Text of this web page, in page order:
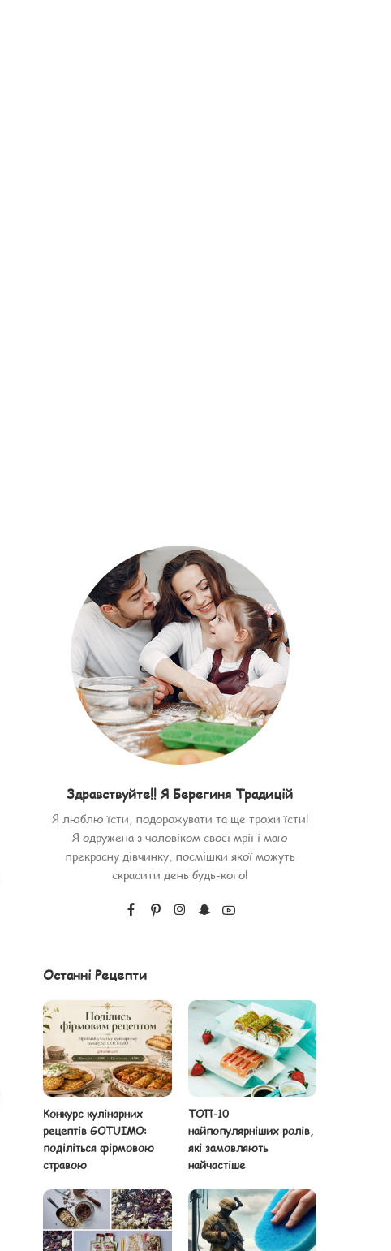
Здравствуйте!! Я Берегиня Традицій
Я люблю їсти, подорожувати та ще трохи їсти!
Я одружена з чоловіком своєї мрії і маю
прекрасну дівчинку, посмішки якої можуть
скрасити день будь-кого!
Останні Рецепти
Конкурс кулінарних
рецептів GOTUIMO:
поділіться фірмовою
стравою
ТОП-10
найпопулярніших ролів,
які замовляють
найчастіше